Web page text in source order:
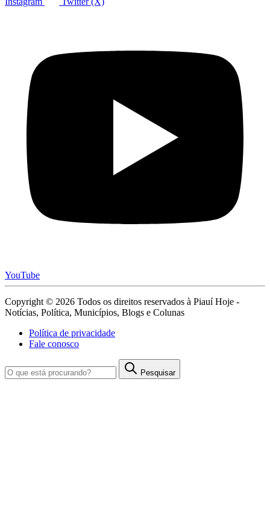
YouTube
Copyright © 2026 Todos os direitos reservados à Piauí Hoje -
Notícias, Política, Municípios, Blogs e Colunas
Política de privacidade
Fale conosco
Pesquisar